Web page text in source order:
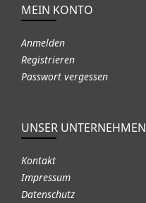
MEIN KONTO
Anmelden
Registrieren
Passwort vergessen
UNSER UNTERNEHMEN
Kontakt
Impressum
Datenschutz